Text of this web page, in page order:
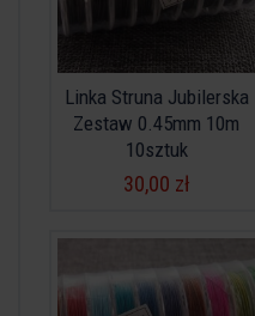
Linka Struna Jubilerska
Zestaw 0.45mm 10m
10sztuk
30,00 zł